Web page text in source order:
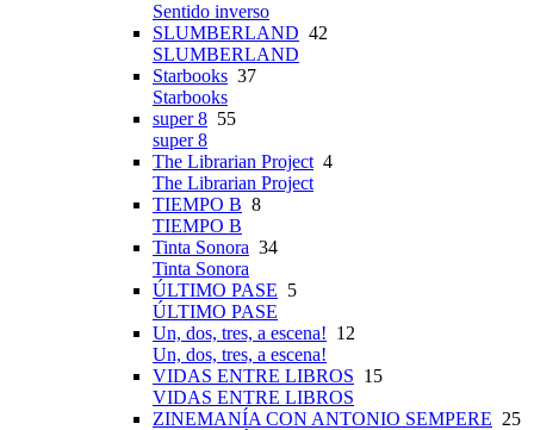
Sentido inverso
SLUMBERLAND 42
SLUMBERLAND
Starbooks 37
Starbooks
super 8 55
super 8
The Librarian Project 4
The Librarian Project
TIEMPO B 8
TIEMPO B
Tinta Sonora 34
Tinta Sonora
ÚLTIMO PASE 5
ÚLTIMO PASE
Un, dos, tres, a escena! 12
Un, dos, tres, a escena!
VIDAS ENTRE LIBROS 15
VIDAS ENTRE LIBROS
ZINEMANÍA CON ANTONIO SEMPERE 25